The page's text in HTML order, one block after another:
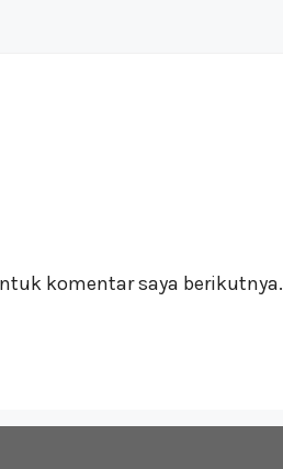
komentar saya berikutnya.